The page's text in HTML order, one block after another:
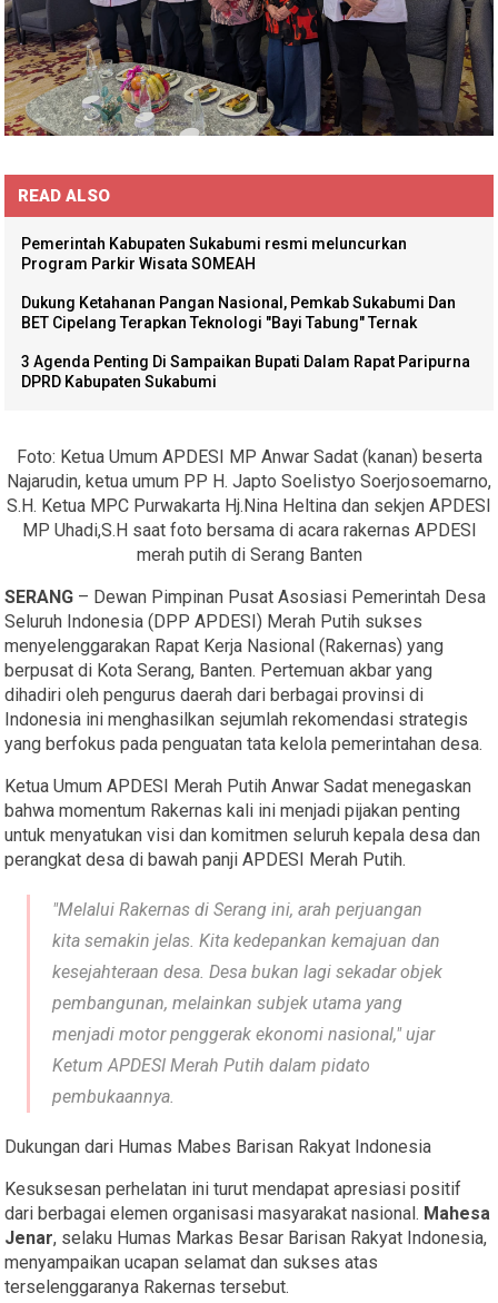
READ ALSO
Pemerintah Kabupaten Sukabumi resmi meluncurkan
Program Parkir Wisata SOMEAH
Dukung Ketahanan Pangan Nasional, Pemkab Sukabumi Dan
BET Cipelang Terapkan Teknologi "Bayi Tabung" Ternak
3 Agenda Penting Di Sampaikan Bupati Dalam Rapat Paripurna
DPRD Kabupaten Sukabumi
Foto: Ketua Umum APDESI MP Anwar Sadat (kanan) beserta
Najarudin, ketua umum PP H. Japto Soelistyo Soerjosoemarno,
S.H. Ketua MPC Purwakarta Hj.Nina Heltina dan sekjen APDESI
MP Uhadi,S.H saat foto bersama di acara rakernas APDESI
merah putih di Serang Banten
SERANG – Dewan Pimpinan Pusat Asosiasi Pemerintah Desa
Seluruh Indonesia (DPP APDESI) Merah Putih sukses
menyelenggarakan Rapat Kerja Nasional (Rakernas) yang
berpusat di Kota Serang, Banten. Pertemuan akbar yang
dihadiri oleh pengurus daerah dari berbagai provinsi di
Indonesia ini menghasilkan sejumlah rekomendasi strategis
yang berfokus pada penguatan tata kelola pemerintahan desa.
​Ketua Umum APDESI Merah Putih Anwar Sadat menegaskan
bahwa momentum Rakernas kali ini menjadi pijakan penting
untuk menyatukan visi dan komitmen seluruh kepala desa dan
perangkat desa di bawah panji APDESI Merah Putih.
​"Melalui Rakernas di Serang ini, arah perjuangan
kita semakin jelas. Kita kedepankan kemajuan dan
kesejahteraan desa. Desa bukan lagi sekadar objek
pembangunan, melainkan subjek utama yang
menjadi motor penggerak ekonomi nasional," ujar
Ketum APDESI Merah Putih dalam pidato
pembukaannya.
​Dukungan dari Humas Mabes Barisan Rakyat Indonesia
​Kesuksesan perhelatan ini turut mendapat apresiasi positif
dari berbagai elemen organisasi masyarakat nasional. Mahesa
Jenar, selaku Humas Markas Besar Barisan Rakyat Indonesia,
menyampaikan ucapan selamat dan sukses atas
terselenggaranya Rakernas tersebut.